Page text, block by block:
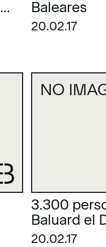
Baleares
20.02.17
NO
3.300
Baluard el
Baleares
20.02.17